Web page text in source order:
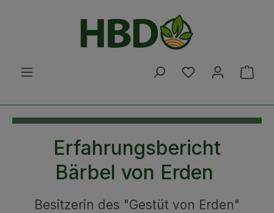
Du hast 0
Erfahrungsbericht
Bärbel von Erden
Besitzerin des "Gestüt von Erden"